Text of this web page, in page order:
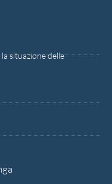
situazione delle